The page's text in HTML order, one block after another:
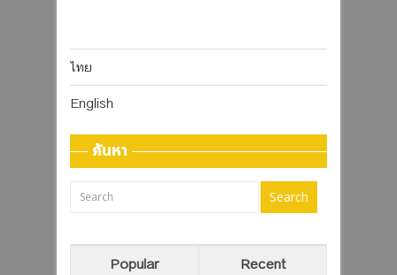
ไทย
English
ค้นหา
Popular Recent